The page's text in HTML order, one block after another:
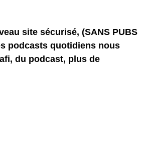
site sécurisé, (SANS PUBS
podcasts quotidiens nous
du podcast, plus de